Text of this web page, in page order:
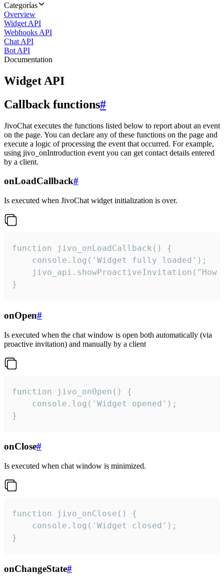
Categorías
Overview
Widget API
Webhooks API
Chat API
Bot API
Documentation
Widget API
Callback functions#
JivoChat executes the functions listed below to report about an event
on the page. You can declare any of these functions on the page and
execute a logic of processing the event that occurred. For example,
using jivo_onIntroduction event you can get contact details entered
by a client.
onLoadCallback#
Is executed when JivoChat widget initialization is over.
function jivo_onLoadCallback() {
    console.log('Widget fully loaded');
jivo_api.showProactiveInvitation("How
}
onOpen#
Is executed when the chat window is open both automatically (via
proactive invitation) and manually by a client
function jivo_onOpen() {
    console.log('Widget opened');
}
onClose#
Is executed when chat window is minimized.
function jivo_onClose() {
    console.log('Widget closed');
}
onChangeState#